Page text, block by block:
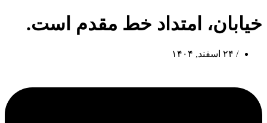
خیابان، امتداد خط مقدم است.
/ ۲۴ اسفند, ۱۴۰۴